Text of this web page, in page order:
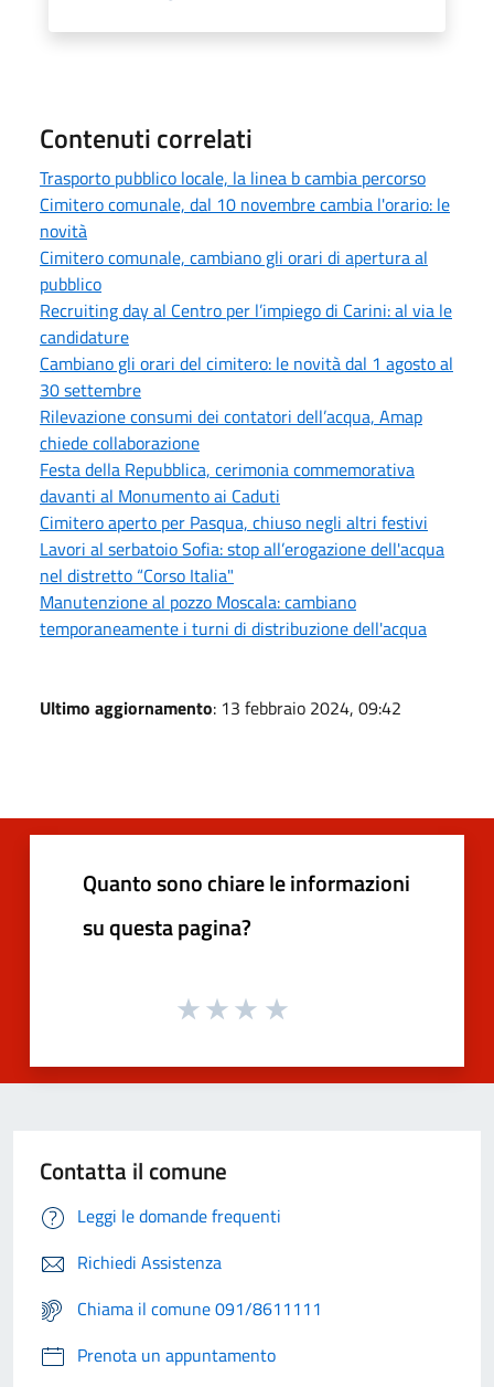
Contenuti correlati
Trasporto pubblico locale, la linea b cambia percorso
Cimitero comunale, dal 10 novembre cambia l'orario: le
novità
Cimitero comunale, cambiano gli orari di apertura al
pubblico
Recruiting day al Centro per l’impiego di Carini: al via le
candidature
Cambiano gli orari del cimitero: le novità dal 1 agosto al
30 settembre
Rilevazione consumi dei contatori dell’acqua, Amap
chiede collaborazione
Festa della Repubblica, cerimonia commemorativa
davanti al Monumento ai Caduti
Cimitero aperto per Pasqua, chiuso negli altri festivi
Lavori al serbatoio Sofia: stop all’erogazione dell'acqua
nel distretto “Corso Italia"
Manutenzione al pozzo Moscala: cambiano
temporaneamente i turni di distribuzione dell'acqua
Ultimo aggiornamento: 13 febbraio 2024, 09:42
Quanto sono chiare le informazioni
su questa pagina?
Contatta il comune
Leggi le domande frequenti
Richiedi Assistenza
Chiama il comune 091/8611111
Prenota un appuntamento